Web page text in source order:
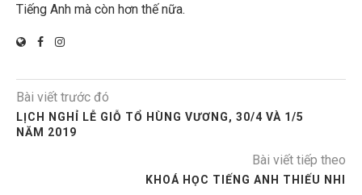
Tiếng Anh mà còn hơn thế nữa.
Bài viết trước đó
LỊCH NGHỈ LỄ GIỖ TỔ HÙNG VƯƠNG, 30/4 VÀ 1/5
NĂM 2019
Bài viết tiếp theo
KHOÁ HỌC TIẾNG ANH THIẾU NHI